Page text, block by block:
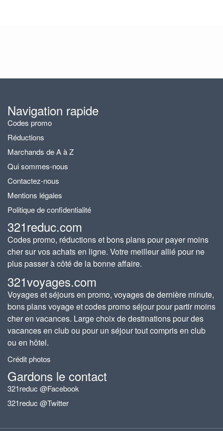
Navigation rapide
Codes promo
Réductions
Marchands de A à Z
Qui sommes-nous
Contactez-nous
Mentions légales
Politique de confidentialité
321reduc.com
Codes promo, réductions et bons plans pour payer moins
cher sur vos achats en ligne. Votre meilleur allié pour ne
plus passer à côté de la bonne affaire.
321voyages.com
Voyages et séjours en promo, voyages de dernière minute,
bons plans voyage et codes promo séjour pour partir moins
cher en vacances. Large choix de destinations pour des
vacances en club ou pour un séjour tout compris en club
ou en hôtel.
Crédit photos
Gardons le contact
321reduc @Facebook
321reduc @Twitter